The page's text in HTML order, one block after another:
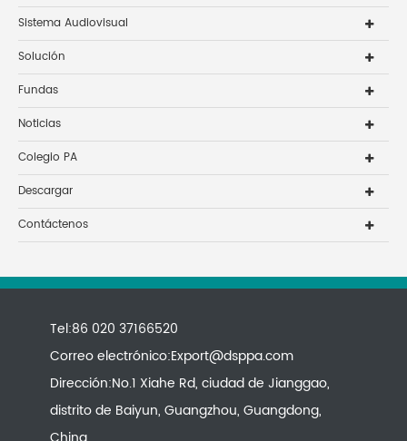
Sistema Audiovisual
Solución
Fundas
Noticias
Colegio PA
Descargar
Contáctenos
Tel:86 020 37166520
Correo electrónico:Export@dsppa.com
Dirección:No.1 Xiahe Rd, ciudad de Jianggao,
distrito de Baiyun, Guangzhou, Guangdong,